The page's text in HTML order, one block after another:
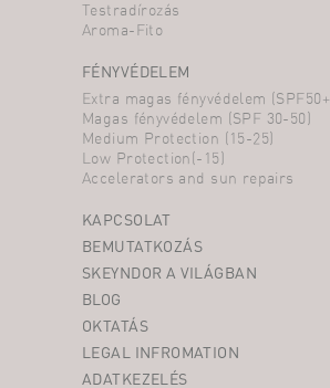
Testradírozás
Aroma-Fito
FÉNYVÉDELEM
Extra magas fényvédelem (SPF50+)
Magas fényvédelem (SPF 30-50)
Medium Protection (15-25)
Low Protection(-15)
Accelerators and sun repairs
KAPCSOLAT
BEMUTATKOZÁS
SKEYNDOR A VILÁGBAN
BLOG
OKTATÁS
LEGAL INFROMATION
ADATKEZELÉS